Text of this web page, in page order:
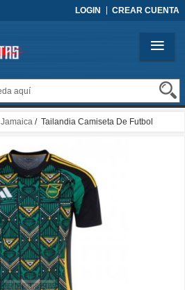
LOGIN CREAR CUENTA
Jamaica / Tailandia Camiseta De Futbol